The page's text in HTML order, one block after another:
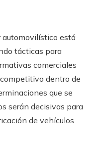
automovilístico está
tácticas para
comerciales
dentro de
que se
serán decisivas para
de vehículos